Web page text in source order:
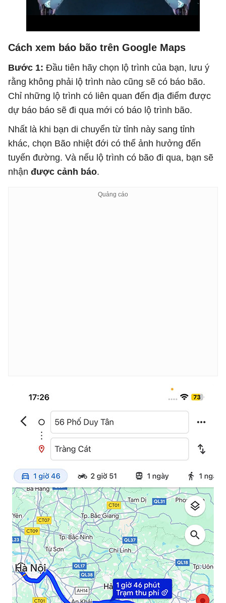
Cách xem báo bão trên Google Maps
Bước 1: Đầu tiên hãy chọn lộ trình của bạn, lưu ý
rằng không phải lộ trình nào cũng sẽ có báo bão.
Chỉ những lộ trình có liên quan đến địa điểm được
dự báo báo sẽ đi qua mới có báo lộ trình bão.
Nhất là khi bạn di chuyển từ tỉnh này sang tỉnh
khác, chọn Bão nhiệt đới có thể ảnh hưởng đến
tuyến đường. Và nếu lộ trình có bão đi qua, bạn sẽ
nhận được cảnh báo.